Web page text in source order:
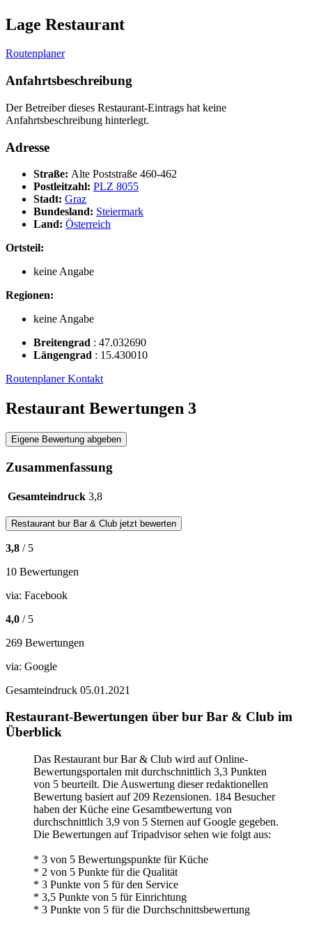
Lage Restaurant
Routenplaner
Anfahrtsbeschreibung
Der Betreiber dieses Restaurant-Eintrags hat keine
Anfahrtsbeschreibung hinterlegt.
Adresse
Straße: Alte Poststraße 460-462
Postleitzahl: PLZ 8055
Stadt: Graz
Bundesland: Steiermark
Land: Österreich
Ortsteil:
keine Angabe
Regionen:
keine Angabe
Breitengrad : 47.032690
Längengrad : 15.430010
RoutenplanerKontakt
Restaurant Bewertungen 3
Eigene Bewertung abgeben
Zusammenfassung
Gesamteindruck 3,8
Restaurant bur Bar & Club jetzt bewerten
3,8 / 5
10 Bewertungen
via: Facebook
4,0 / 5
269 Bewertungen
via: Google
Gesamteindruck 05.01.2021
Restaurant-Bewertungen über bur Bar & Club im
Überblick
Das Restaurant bur Bar & Club wird auf Online-
Bewertungsportalen mit durchschnittlich 3,3 Punkten
von 5 beurteilt. Die Auswertung dieser redaktionellen
Bewertung basiert auf 209 Rezensionen. 184 Besucher
haben der Küche eine Gesamtbewertung von
durchschnittlich 3,9 von 5 Sternen auf Google gegeben.
Die Bewertungen auf Tripadvisor sehen wie folgt aus:
* 3 von 5 Bewertungspunkte für Küche
* 2 von 5 Punkte für die Qualität
* 3 Punkte von 5 für den Service
* 3,5 Punkte von 5 für Einrichtung
* 3 Punkte von 5 für die Durchschnittsbewertung